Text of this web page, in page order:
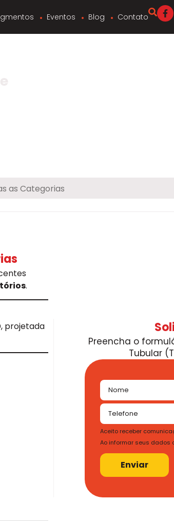
Eventos Blog Contato
.
projetada
Preencha o
Tubular
Aceito receber
Ao informar seus dados
Enviar